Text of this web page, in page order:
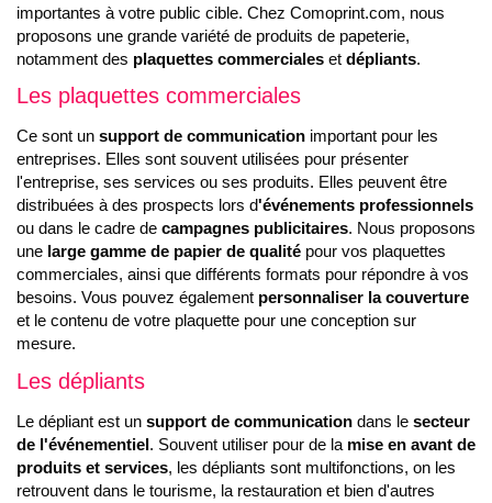
importantes à votre public cible. Chez Comoprint.com, nous
proposons une grande variété de produits de papeterie,
notamment des plaquettes commerciales et dépliants.
Les plaquettes commerciales
Ce sont un support de communication important pour les
entreprises. Elles sont souvent utilisées pour présenter
l'entreprise, ses services ou ses produits. Elles peuvent être
distribuées à des prospects lors d'événements professionnels
ou dans le cadre de campagnes publicitaires. Nous proposons
une large gamme de papier de qualité pour vos plaquettes
commerciales, ainsi que différents formats pour répondre à vos
besoins. Vous pouvez également personnaliser la couverture
et le contenu de votre plaquette pour une conception sur
mesure.
Les dépliants
Le dépliant est un support de communication dans le secteur
de l'événementiel. Souvent utiliser pour de la mise en avant de
produits et services, les dépliants sont multifonctions, on les
retrouvent dans le tourisme, la restauration et bien d'autres